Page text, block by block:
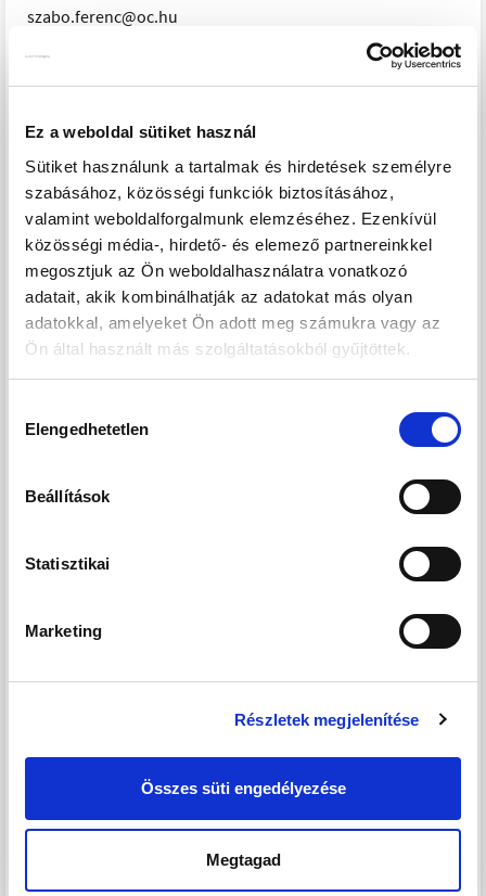
Ez a weboldal sütiket használ
Sütiket használunk a tartalmak és hirdetések személyre
szabásához, közösségi funkciók biztosításához,
valamint weboldalforgalmunk elemzéséhez. Ezenkívül
közösségi média-, hirdető- és elemező partnereinkkel
megosztjuk az Ön weboldalhasználatra vonatkozó
adatait, akik kombinálhatják az adatokat más olyan
adatokkal, amelyeket Ön adott meg számukra vagy az
Ön által használt más szolgáltatásokból gyűjtöttek.
kiválasztása
Elengedhetetlen
Beállítások
Statisztikai
Marketing
Részletek megjelenítése
Összes süti engedélyezése
Megtagad
szabo.ferenc@oc.hu
PROJEKT BEMUTATÁSA
számláló település Jász-Nagykun-Szolnok megyében
Tiszafüred és Szolnok között. Az alacsony lakosszám
ellenére igazi turisztikai paradicsom 14 négyzetkilométeres
egybefüggő vízfelületével, valamint a környék
legkiépítettebb városa. Az itt pihenők, letelepedők
rengeteg látnivalót és nevezetességet tekinthetnek meg a
környéken. Kikötők, a strand, emlékművek, templomok,
múzeum, szabadtéri néprajzi kiállítás és sok-sok más
vízisportolási lehetőség, horgászaton, vadászaton túl.
Az elmúlt időszak fejlesztéseinek köszönhetően megújult a
strand, ahol családdal, barátokkal megtalálja mindenki a
számára szimpatikus sportolási, pihenési, szórakozási vagy
étkezési lehetőséget. A jachtozás szerelmesei ugyanúgy
akik a kerékpározást választják és körbe biciklizik a
Az eladásra kínált üdülőházak csendes, nyugodt,
felújított, csúszdás abádszalóki strand a telek melletti kis
hídon át érhető el. A parton lévő jacht kikötőt mind
kerékpárral vagy autóval, mind gyalogosan közelítheti meg
a nyaraló tulajdonosa. Abádszalók több irányból,